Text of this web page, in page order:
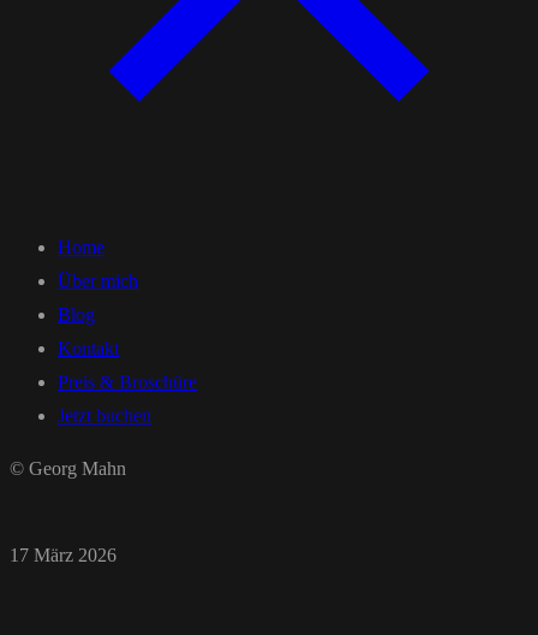
Home
Über mich
Blog
Kontakt
Preis & Broschüre
Jetzt buchen
© Georg Mahn
17 März 2026